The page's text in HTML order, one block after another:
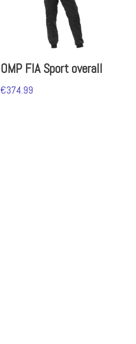
OMP FIA Sport overall
€374.99